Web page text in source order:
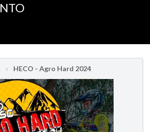
HECO - Agro Hard 2024